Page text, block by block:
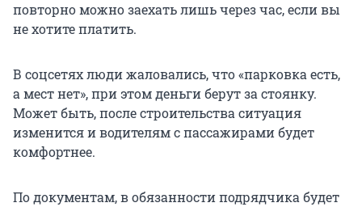
повторно можно заехать лишь через час, если вы
не хотите платить.
В соцсетях люди жаловались, что «парковка есть,
а мест нет», при этом деньги берут за стоянку.
Может быть, после строительства ситуация
изменится и водителям с пассажирами будет
комфортнее.
По документам, в обязанности подрядчика будет